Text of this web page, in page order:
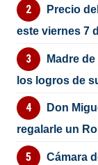
Precio
este viernes 7
Madre
los logros de
Don
regalarle un
Cámara